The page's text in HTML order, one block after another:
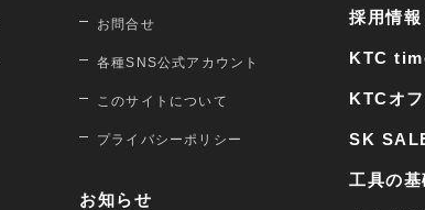
お問合せ
各種SNS公式アカウント
このサイトについて
プライバシーポリシー
お知らせ
採用情報
KTC
KTCオ
SK
工具の